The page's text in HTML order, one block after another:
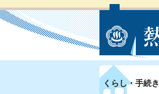
くらし・手続き